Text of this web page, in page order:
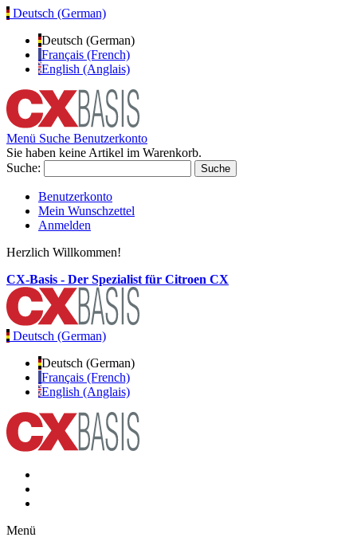
Deutsch (German)
Deutsch (German)
Français (French)
English (Anglais)
Menü Suche Benutzerkonto
Sie haben keine Artikel im Warenkorb.
Suche:
Suche
Benutzerkonto
Mein Wunschzettel
Anmelden
Herzlich Willkommen!
CX-Basis - Der Spezialist für Citroen CX
Deutsch (German)
Deutsch (German)
Français (French)
English (Anglais)
Menü